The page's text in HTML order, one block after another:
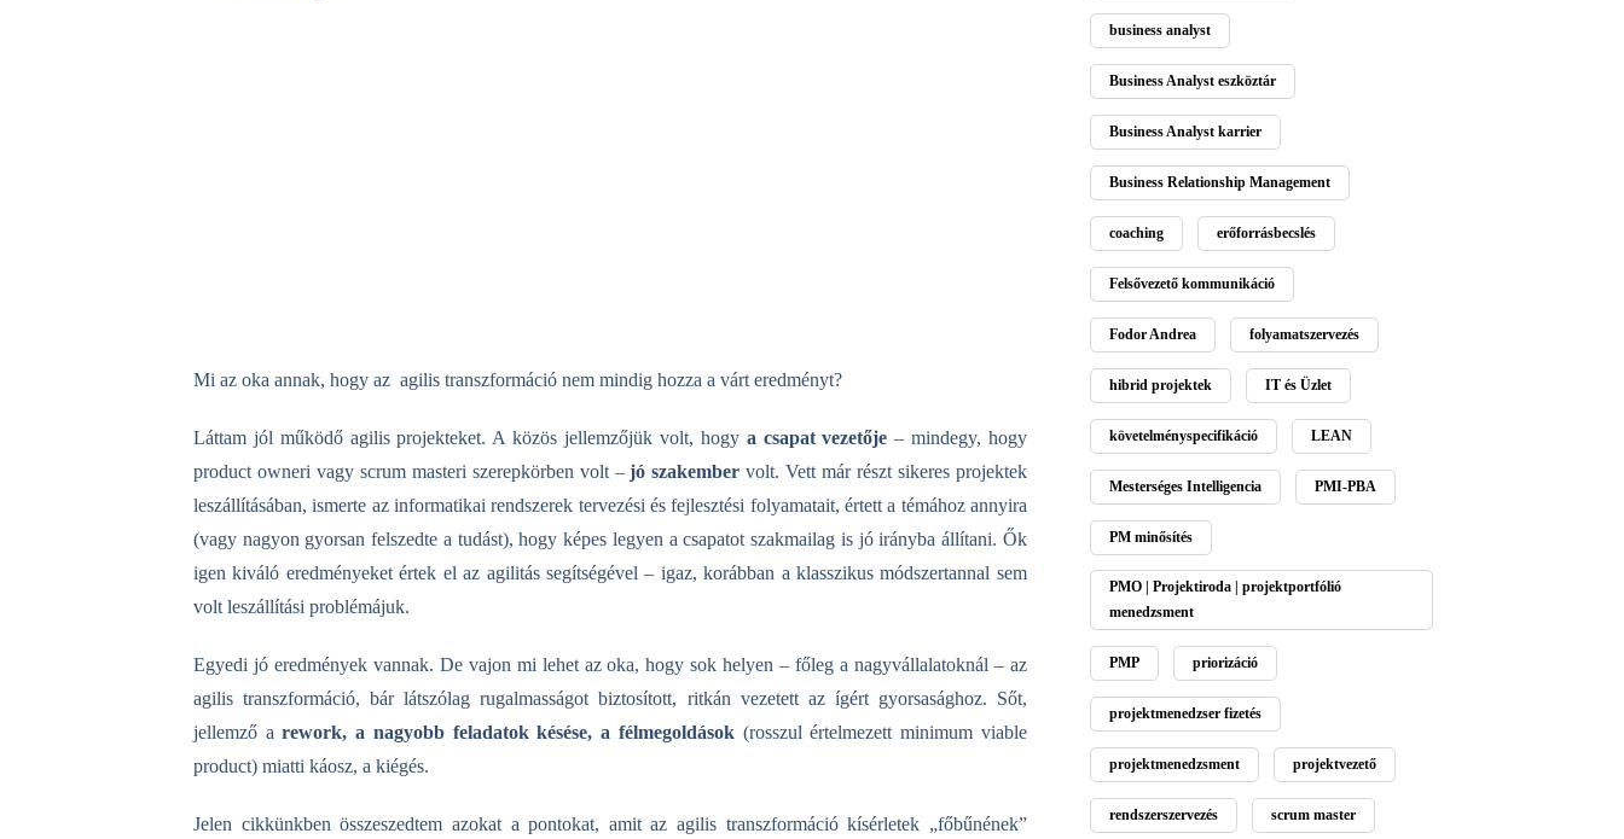
Mi az oka annak, hogy az agilis transzformáció nem mindig hozza a várt eredményt?
Láttam jól működő agilis projekteket. A közös jellemzőjük volt, hogy a csapat vezetője – mindegy, hogy
product owneri vagy scrum masteri szerepkörben volt –jó szakember volt. Vett már részt sikeres projektek
leszállításában, ismerte az informatikai rendszerek tervezési és fejlesztési folyamatait, értett a témához annyira
(vagy nagyon gyorsan felszedte a tudást), hogy képes legyen a csapatot szakmailag is jóirányba állítani. Ők
igen kiváló eredményeket értek el az agilitás segítségével – igaz, korábban a klasszikus módszertannal sem
volt leszállítási problémájuk.
Egyedi jó eredmények vannak. De vajon mi lehet az oka,hogy sok helyen – főleg anagyvállalatoknál – az
agilis transzformáció, bár látszólag rugalmasságot biztosított, ritkán vezetett az ígért gyorsasághoz. Sőt,
jellemző arework, a nagyobb feladatok késése,a félmegoldások(rosszul értelmezett minimum viable
product) miatti káosz, a kiégés.
Jelen cikkünkben összeszedtem azokat a pontokat, amit az agilis transzformáció kísérletek „főbűnének”
business analyst
Business Analyst eszköztár
Business Analyst karrier
Business Relationship Management
coaching erőforrásbecslés
Felsővezető kommunikáció
Fodor Andrea folyamatszervezés
hibrid projektek IT és Üzlet
követelményspecifikáció LEAN
Mesterséges Intelligencia PMI-PBA
PM minősítés
PMO | Projektiroda | projektportfólió
menedzsment
PMP priorizáció
projektmenedzser fizetés
projektmenedzsment projektvezető
rendszerszervezés scrum master